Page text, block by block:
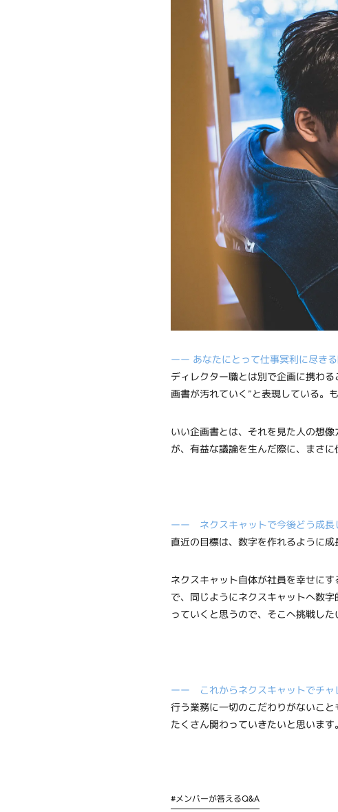
ーー あなたにとって仕事冥利に尽き
ディレクター職とは別で企画に携わ
画書が汚れていく”と表現している。
いい企画書とは、それを見た人の想
が、有益な議論を生んだ際に、まさに
ーー ネクスキャットで今後どう成長
直近の目標は、数字を作れるように成
ネクスキャット自体が社員を幸せに
で、同じようにネクスキャットへ数
っていくと思うので、そこへ挑戦した
ーー これからネクスキャットでチャ
行う業務に一切のこだわりがないこ
たくさん関わっていきたいと思います。
#メンバーが答えるQ&A